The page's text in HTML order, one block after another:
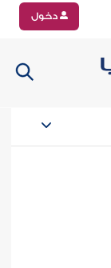
دخول